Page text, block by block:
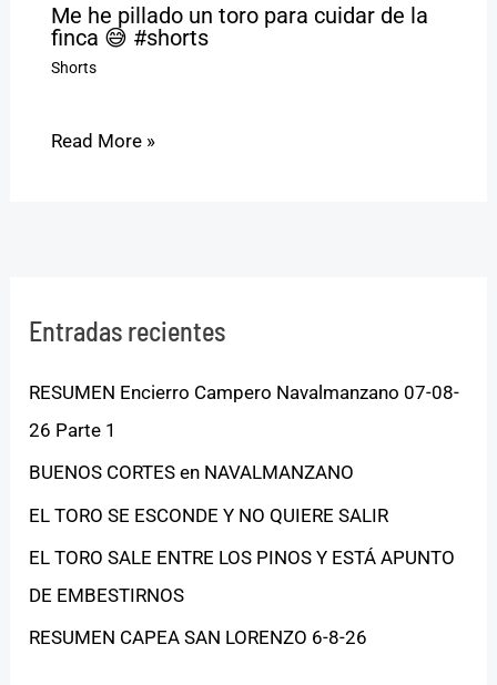
Me he pillado un toro para cuidar de la
finca 😅 #shorts
Shorts
Read More »
Entradas recientes
RESUMEN Encierro Campero Navalmanzano 07-08-
26 Parte 1
BUENOS CORTES en NAVALMANZANO
EL TORO SE ESCONDE Y NO QUIERE SALIR
EL TORO SALE ENTRE LOS PINOS Y ESTÁ APUNTO
DE EMBESTIRNOS
RESUMEN CAPEA SAN LORENZO 6-8-26